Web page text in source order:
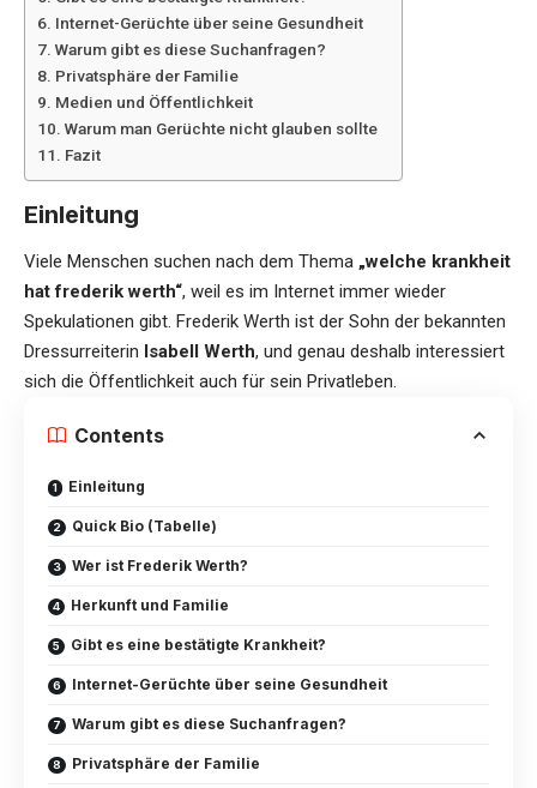
Internet-Gerüchte über seine Gesundheit
Warum gibt es diese Suchanfragen?
Privatsphäre der Familie
Medien und Öffentlichkeit
Warum man Gerüchte nicht glauben sollte
Fazit
Einleitung
Viele Menschen suchen nach dem Thema „welche krankheit
hat frederik werth“, weil es im Internet immer wieder
Spekulationen gibt. Frederik Werth ist der Sohn der bekannten
Dressurreiterin Isabell Werth, und genau deshalb interessiert
sich die Öffentlichkeit auch für sein Privatleben.
Contents
Einleitung
Quick Bio (Tabelle)
Wer ist Frederik Werth?
Herkunft und Familie
Gibt es eine bestätigte Krankheit?
Internet-Gerüchte über seine Gesundheit
Warum gibt es diese Suchanfragen?
Privatsphäre der Familie